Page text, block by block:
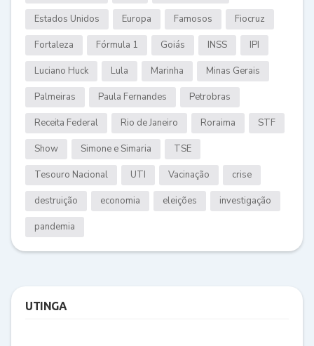
Estados Unidos Europa Famosos Fiocruz
Fortaleza Fórmula 1 Goiás INSS IPI
Luciano Huck Lula Marinha Minas Gerais
Palmeiras Paula Fernandes Petrobras
Receita Federal Rio de Janeiro Roraima STF
Show Simone e Simaria TSE
Tesouro Nacional UTI Vacinação crise
destruição economia eleições investigação
pandemia
UTINGA